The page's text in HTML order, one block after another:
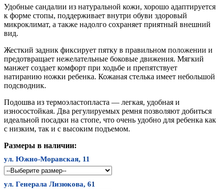
составляла
3,400 ₽.
2,800 ₽.
Удобные сандалии из натуральной кожи, хорошо адаптируется
к форме стопы, поддерживает внутри обуви здоровый
микроклимат, а также надолго сохраняет приятный внешний
вид.
Жесткий задник фиксирует пятку в правильном положении и
предотвращает нежелательные боковые движения. Мягкий
манжет создает комфорт при ходьбе и препятствует
натиранию ножки ребенка. Кожаная стелька имеет небольшой
подсводник.
Подошва из термоэластопласта — легкая, удобная и
износостойкая. Два регулируемых ремня позволяют добиться
идеальной посадки на стопе, что очень удобно для ребенка как
с низким, так и с высоким подъемом.
Размеры в наличии:
ул. Южно-Моравская, 11
ул. Генерала Лизюкова, 61